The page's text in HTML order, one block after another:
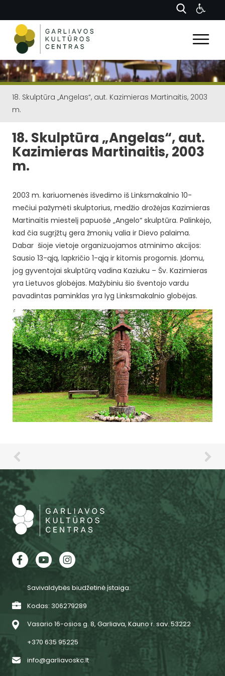
18. Skulptūra „Angelas“, aut. Kazimieras Martinaitis, 2003
m.
18. Skulptūra „Angelas“, aut.
Kazimieras Martinaitis, 2003
m.
2003 m. kariuomenės išvedimo iš Linksmakalnio 10-
mečiui pažymėti skulptorius, medžio drožėjas Kazimieras
Martinaitis miestelį papuošė „Angelo“ skulptūra. Palinkėjo,
kad čia sugrįžtų gera žmonių valia ir Dievo palaima.
Dabar šioje vietoje organizuojamos atminimo akcijos:
Sausio 13-ąją, lapkričio 1-ąją ir kitomis progomis. Įdomu,
jog gyventojai skulptūrą vadina Kaziuku – Šv. Kazimieras
yra Lietuvos globėjas. Mažybiniu šio šventojo vardu
pavadintas paminklas yra lyg Linksmakalnio globėjas.
Savivaldybės biudžetinė įstaiga.
Kodas: 306279289
Vasario 16-osios g. 8, Garliava, Kauno r. sav. 53222
+370 635 95225
info@garliavoskc.lt